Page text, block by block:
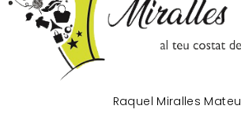
Raquel Miralles Mateu